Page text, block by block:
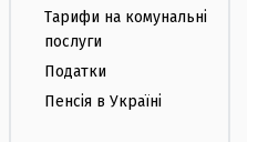
Тарифи на комунальні
послуги
Податки
Пенсія в Україні